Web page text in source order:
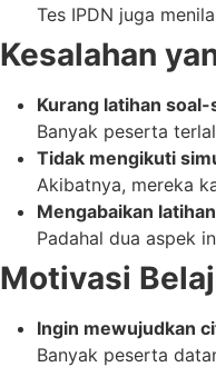
Tes IPDN juga
Kesalahan
Kurang latihan
Banyak peserta
Tidak mengikuti
Akibatnya, mereka
Mengabaikan
Padahal dua aspek
Motivasi
Ingin mewujudkan
Banyak peserta